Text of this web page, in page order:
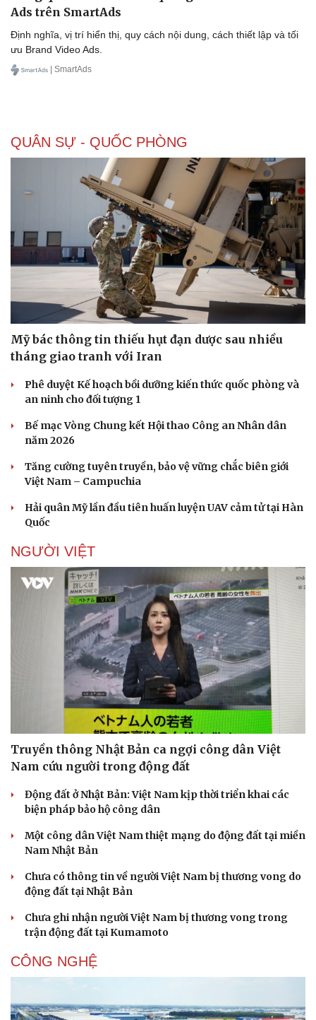
Doanh nghiệp
Ads trên SmartAds
Định nghĩa, vị trí hiển thị, quy cách nội dung, cách thiết lập và tối
ưu Brand Video Ads.
| SmartAds
QUÂN SỰ - QUỐC PHÒNG
Mỹ bác thông tin thiếu hụt đạn dược sau nhiều
tháng giao tranh với Iran
Phê duyệt Kế hoạch bồi dưỡng kiến thức quốc phòng và
an ninh cho đối tượng 1
Bế mạc Vòng Chung kết Hội thao Công an Nhân dân
năm 2026
Tăng cường tuyên truyền, bảo vệ vững chắc biên giới
Việt Nam – Campuchia
Hải quân Mỹ lần đầu tiên huấn luyện UAV cảm tử tại Hàn
Quốc
NGƯỜI VIỆT
Truyền thông Nhật Bản ca ngợi công dân Việt
Nam cứu người trong động đất
Động đất ở Nhật Bản: Việt Nam kịp thời triển khai các
biện pháp bảo hộ công dân
Một công dân Việt Nam thiệt mạng do động đất tại miền
Nam Nhật Bản
Chưa có thông tin về người Việt Nam bị thương vong do
động đất tại Nhật Bản
Chưa ghi nhận người Việt Nam bị thương vong trong
trận động đất tại Kumamoto
CÔNG NGHỆ